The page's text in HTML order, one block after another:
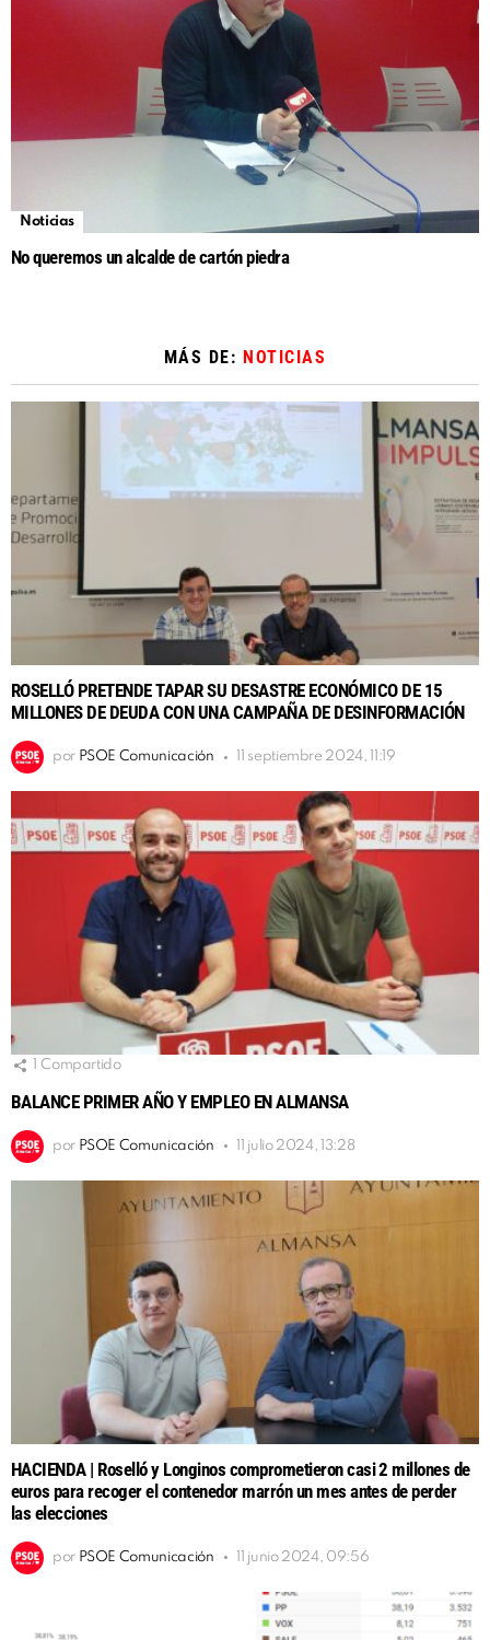
Noticias
No queremos un alcalde de cartón piedra
MÁS DE: NOTICIAS
ROSELLÓ PRETENDE TAPAR SU DESASTRE ECONÓMICO DE 15
MILLONES DE DEUDA CON UNA CAMPAÑA DE DESINFORMACIÓN
por PSOE Comunicación 11 septiembre 2024, 11:19
Compartido
BALANCE PRIMER AÑO Y EMPLEO EN ALMANSA
por PSOE Comunicación 11 julio 2024, 13:28
HACIENDA | Roselló y Longinos comprometieron casi 2 millones de
euros para recoger el contenedor marrón un mes antes de perder
las elecciones
por PSOE Comunicación 11 junio 2024, 09:56